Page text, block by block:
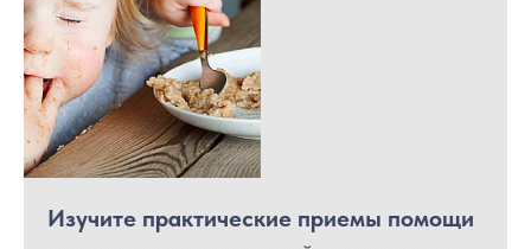
Изучите практические приемы помощи